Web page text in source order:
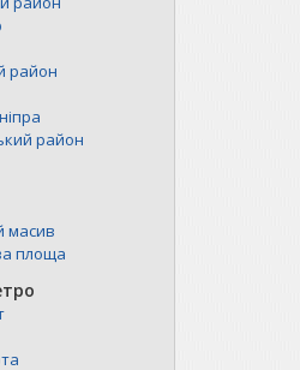
район
район
масив
площа